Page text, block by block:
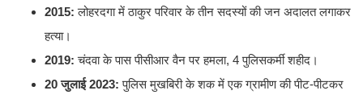
2015:लोहरदगा में ठाकुर परिवार के तीन सदस्यों की जन अदालत लगाकर
हत्या।
2019:चंदवा के पास पीसीआर वैन पर हमला, 4 पुलिसकर्मी शहीद।
20 जुलाई 2023:पुलिस मुखबिरी के शक में एक ग्रामीण की पीट-पीटकर